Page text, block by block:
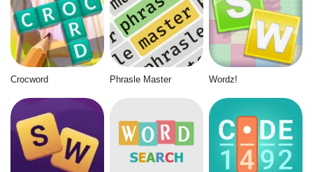
Crocword Phrasle Master Wordz!